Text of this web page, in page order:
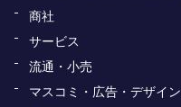
商社
サービス
流通・小売
マスコミ・広告・デザイン